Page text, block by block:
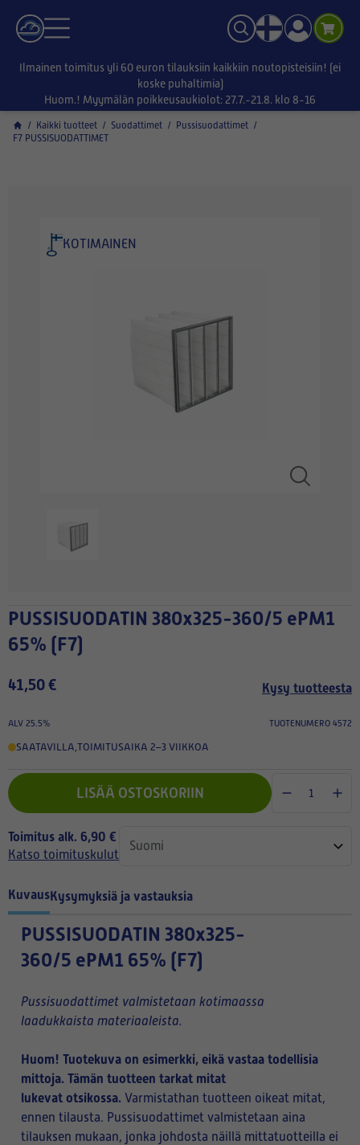
Ilmainen toimitus yli 60 euron tilauksiin kaikkiin noutopisteisiin! (ei
koske puhaltimia)
Huom.! Myymälän poikkeusaukiolot: 27.7.-21.8. klo 8-16
/ Kaikki tuotteet / Suodattimet / Pussisuodattimet /
F7 PUSSISUODATTIMET
KOTIMAINEN
PUSSISUODATIN 380x325-360/5 ePM1
65% (F7)
41,50 € Kysy tuotteesta
ALV 25.5% TUOTENUMERO 4572
SAATAVILLA,TOIMITUSAIKA 2–3 VIIKKOA
LISÄÄ OSTOSKORIIN
Toimitus alk. 6,90 €
Katso toimituskulut
KuvausKysymyksiä ja vastauksia
PUSSISUODATIN 380x325-
360/5 ePM1 65% (F7)
Pussisuodattimet valmistetaan kotimaassa
laadukkaista materiaaleista.
Huom! Tuotekuva on esimerkki, eikä vastaa todellisia
mittoja. Tämän tuotteen tarkat mitat
lukevat otsikossa. Varmistathan tuotteen oikeat mitat,
ennen tilausta. Pussisuodattimet valmistetaan aina
tilauksen mukaan, jonka johdosta näillä mittatuotteilla ei